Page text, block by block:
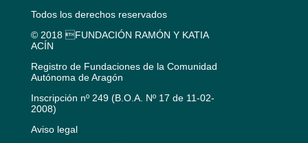
Todos los derechos reservados
© 2018 FUNDACIÓN RAMÓN Y KATIA
ACÍN
Registro de Fundaciones de la Comunidad
Autónoma de Aragón
Inscripción nº 249 (B.O.A. Nº 17 de 11-02-
2008)
Aviso legal